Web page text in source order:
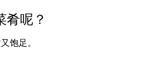
肴呢？
饱足。